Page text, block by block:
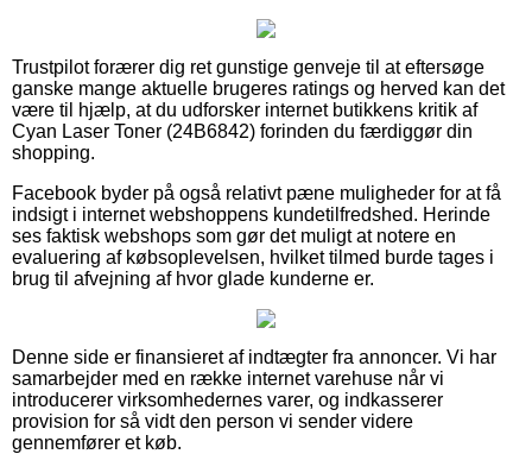
Trustpilot forærer dig ret gunstige genveje til at eftersøge
ganske mange aktuelle brugeres ratings og herved kan det
være til hjælp, at du udforsker internet butikkens kritik af
Cyan Laser Toner (24B6842) forinden du færdiggør din
shopping.
Facebook byder på også relativt pæne muligheder for at få
indsigt i internet webshoppens kundetilfredshed. Herinde
ses faktisk webshops som gør det muligt at notere en
evaluering af købsoplevelsen, hvilket tilmed burde tages i
brug til afvejning af hvor glade kunderne er.
Denne side er finansieret af indtægter fra annoncer. Vi har
samarbejder med en række internet varehuse når vi
introducerer virksomhedernes varer, og indkasserer
provision for så vidt den person vi sender videre
gennemfører et køb.